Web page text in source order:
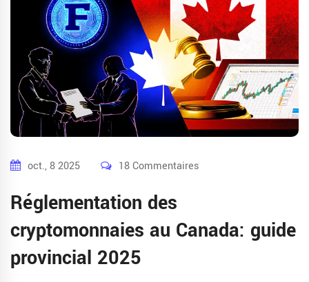
oct., 8 2025 18 Commentaires
Réglementation des
cryptomonnaies au Canada: guide
provincial 2025